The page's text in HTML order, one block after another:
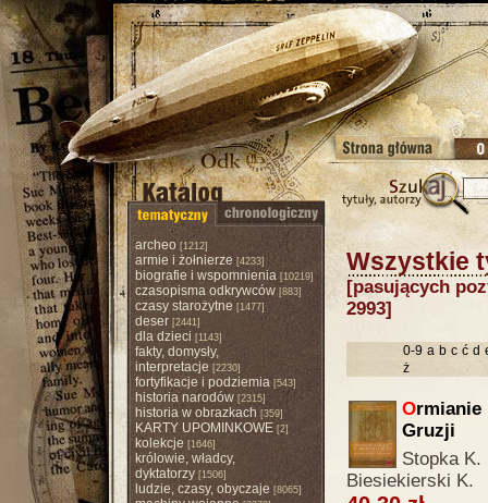
archeo [1212]
armie i żołnierze [4233]
biografie i wspomnienia[10219]
czasopisma odkrywców[883]
czasy starożytne [1477]
deser[2441]
dla dzieci [1143]
fakty, domysły,
interpretacje [2230]
fortyfikacje i podziemia[543]
historia narodów[2315]
historia w obrazkach [359]
KARTY UPOMINKOWE[2]
kolekcje [1646]
królowie, władcy,
dyktatorzy[1506]
ludzie, czasy, obyczaje [8065]
Wszystkie
[pasujących
2993]
0-9 a b c ć d
ż
Ormianie
Gruzji
Stopka
Biesiekierski K.